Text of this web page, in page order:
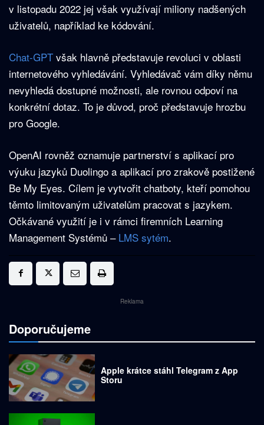
v listopadu 2022 jej však využívají miliony nadšených
uživatelů, například ke kódování.
Chat-GPT však hlavně představuje revoluci v oblasti
internetového vyhledávání. Vyhledávač vám díky němu
nevyhledá dostupné možnosti, ale rovnou odpoví na
konkrétní dotaz. To je důvod, proč představuje hrozbu
pro Google.
OpenAI rovněž oznamuje partnerství s aplikací pro
výuku jazyků Duolingo a aplikací pro zrakově postižené
Be My Eyes. Cílem je vytvořit chatboty, kteří pomohou
těmto limitovaným uživatelům pracovat s jazykem.
Očkávané využití je i v rámci firemních Learning
Management Systémů – LMS sytém.
Reklama
Doporučujeme
Apple krátce stáhl Telegram z App
Storu